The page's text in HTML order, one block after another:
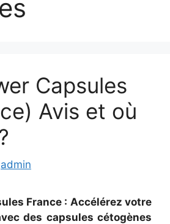
Capsules
Avis et où
admin
France : Accélérez votre
des capsules cétogènes